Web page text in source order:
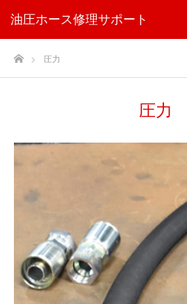
油圧ホース修理サポート
ホーム圧力
圧力